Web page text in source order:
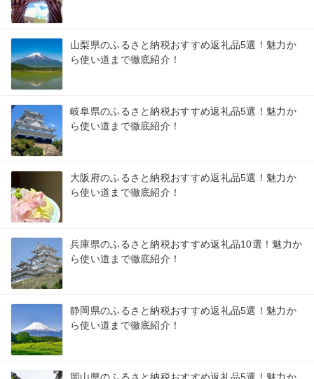
山梨県のふるさと納税おすすめ返礼品5選！魅力か
ら使い道まで徹底紹介！
岐阜県のふるさと納税おすすめ返礼品5選！魅力か
ら使い道まで徹底紹介！
大阪府のふるさと納税おすすめ返礼品5選！魅力か
ら使い道まで徹底紹介！
兵庫県のふるさと納税おすすめ返礼品10選！魅力か
ら使い道まで徹底紹介！
静岡県のふるさと納税おすすめ返礼品5選！魅力か
ら使い道まで徹底紹介！